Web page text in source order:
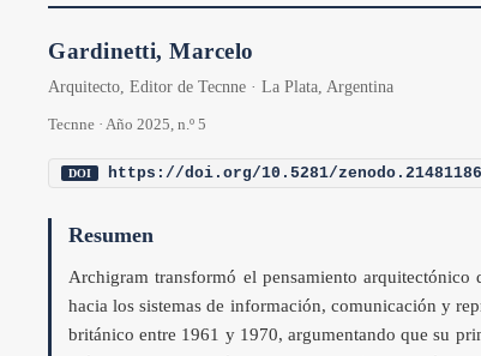
Gardinetti, Marcelo
Arquitecto, Editor de Tecnne · La Plata, Argentina
Tecnne · Año 2025, n.º 5
DOI https://doi.org/10.5281/zenodo.21481186
Resumen
Archigram transformó el pensamiento
hacia los sistemas de información, comunicación y
británico entre 1961 y 1970, argumentando que su